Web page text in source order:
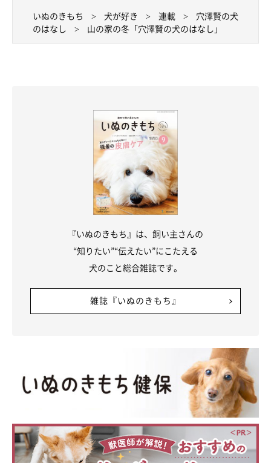
いぬのきもち 犬が好き 連載
穴澤賢の犬
のはなし
山の家の冬「穴澤賢の犬のはなし」
『いぬのきもち』は、飼い主さんの
“知りたい”“伝えたい”にこたえる
犬のこと総合雑誌です。
雑誌『いぬのきもち』